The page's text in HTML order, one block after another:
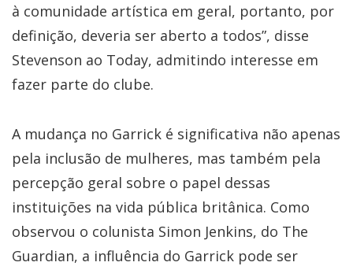
à comunidade artística em geral, portanto, por
definição, deveria ser aberto a todos”, disse
Stevenson ao Today, admitindo interesse em
fazer parte do clube.
A mudança no Garrick é significativa não apenas
pela inclusão de mulheres, mas também pela
percepção geral sobre o papel dessas
instituições na vida pública britânica. Como
observou o colunista Simon Jenkins, do The
Guardian, a influência do Garrick pode ser